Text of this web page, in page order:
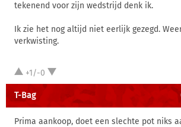
tekenend voor zijn wedstrijd denk ik.
Ik zie het nog altijd niet eerlijk gezegd.
verkwisting.
+1/-0
T-Bag
Prima aankoop, doet een slechte pot niks